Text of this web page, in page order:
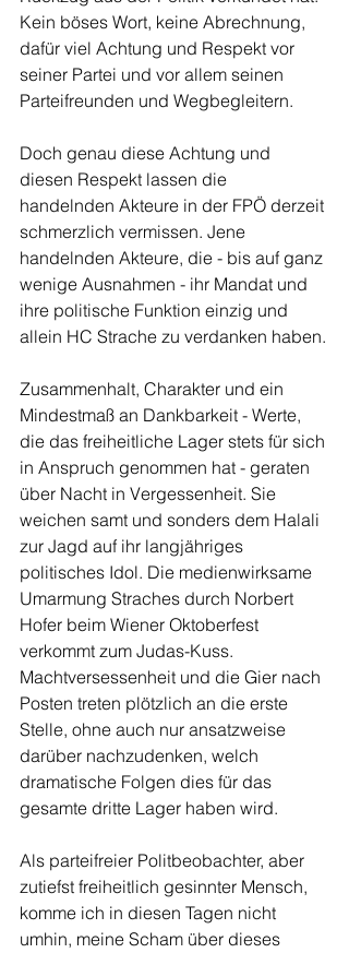
Kein böses Wort, keine Abrechnung,
dafür viel Achtung und Respekt vor
seiner Partei und vor allem seinen
Parteifreunden und Wegbegleitern.
Doch genau diese Achtung und
diesen Respekt lassen die
handelnden Akteure in der FPÖ derzeit
schmerzlich vermissen. Jene
handelnden Akteure, die - bis auf ganz
wenige Ausnahmen - ihr Mandat und
ihre politische Funktion einzig und
allein HC Strache zu verdanken haben.
Zusammenhalt, Charakter und ein
Mindestmaß an Dankbarkeit - Werte,
die das freiheitliche Lager stets für sich
in Anspruch genommen hat - geraten
über Nacht in Vergessenheit. Sie
weichen samt und sonders dem Halali
zur Jagd auf ihr langjähriges
politisches Idol. Die medienwirksame
Umarmung Straches durch Norbert
Hofer beim Wiener Oktoberfest
verkommt zum Judas-Kuss.
Machtversessenheit und die Gier nach
Posten treten plötzlich an die erste
Stelle, ohne auch nur ansatzweise
darüber nachzudenken, welch
dramatische Folgen dies für das
gesamte dritte Lager haben wird.
Als parteifreier Politbeobachter, aber
zutiefst freiheitlich gesinnter Mensch,
komme ich in diesen Tagen nicht
umhin, meine Scham über dieses